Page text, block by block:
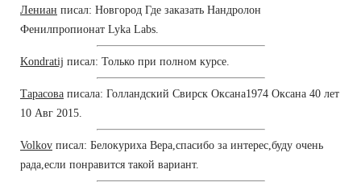
Лениан писал: Новгород Где заказать Нандролон
Фенилпропионат Lyka Labs.
Kondratij писал: Только при полном курсе.
Тарасова писала: Голландский Свирск Оксана1974 Оксана 40 лет
10 Авг 2015.
Volkov писал: Белокуриха Вера,спасибо за интерес,буду очень
рада,если понравится такой вариант.